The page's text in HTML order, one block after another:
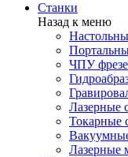
Станки
Назад к меню
ЧПУ
Лазерные
Токарные
Лазерные